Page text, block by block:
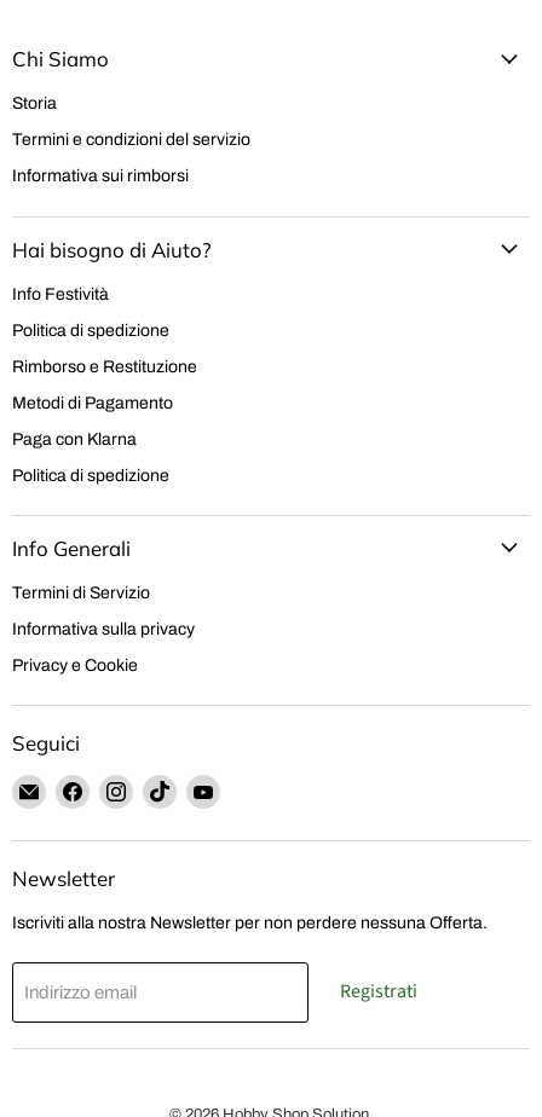
Chi Siamo
Storia
Termini e condizioni del servizio
Informativa sui rimborsi
Hai bisogno di Aiuto?
Info Festività
Politica di spedizione
Rimborso e Restituzione
Metodi di Pagamento
Paga con Klarna
Politica di spedizione
Info Generali
Termini di Servizio
Informativa sulla privacy
Privacy e Cookie
Seguici
Email
Hobby
Shop
Solution
Trovaci
Facebook
Trovaci
Instagram
Trovaci
TikTok
Trovaci
YouTube
Newsletter
Iscriviti alla nostra Newsletter per non perdere nessuna Offerta.
Indirizzo email Registrati